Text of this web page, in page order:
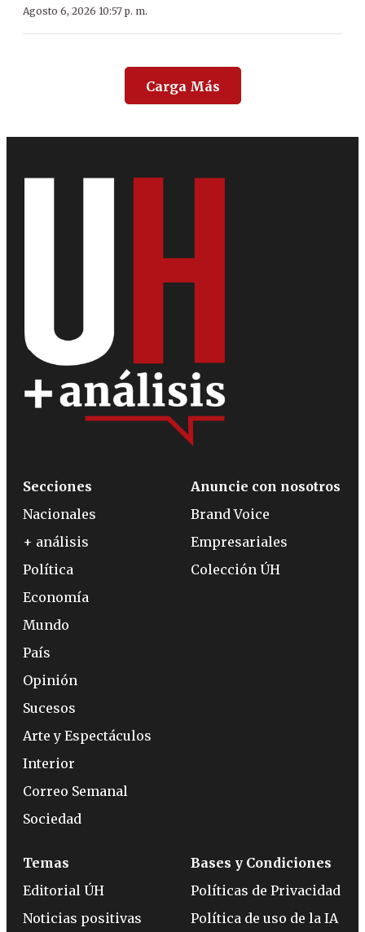
Agosto 6, 2026 10:57 p. m.
Carga Más
Secciones
Nacionales
+ análisis
Política
Economía
Mundo
País
Opinión
Sucesos
Arte y Espectáculos
Interior
Correo Semanal
Sociedad
Anuncie con nosotros
Brand Voice
Empresariales
Colección ÚH
Temas
Editorial ÚH
Noticias positivas
Bases y Condiciones
Políticas de Privacidad
Política de uso de la IA